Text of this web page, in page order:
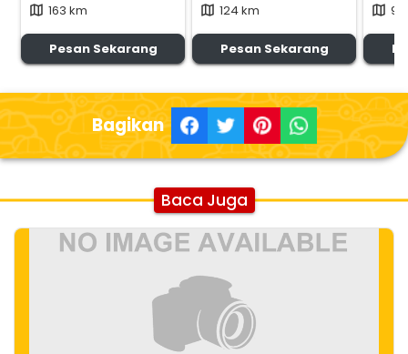
map 163 km
Pesan Sekarang
map 124 km
Pesan Sekarang
map
Bagikan
Baca Juga